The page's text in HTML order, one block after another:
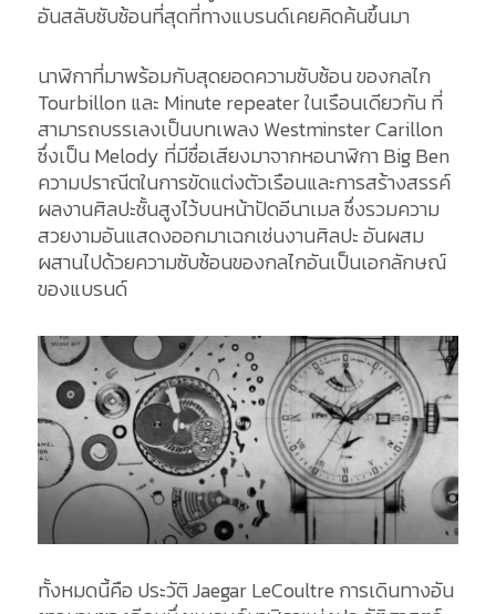
อันสลับซับซ้อนที่สุดที่ทางแบรนด์เคยคิดค้นขึ้นมา
นาฬิกาที่มาพร้อมกับสุดยอดความซับซ้อน ของกลไก
Tourbillon และ Minute repeater ในเรือนเดียวกัน ที่
สามารถบรรเลงเป็นบทเพลง Westminster Carillon
ซึ่งเป็น Melody ที่มีชื่อเสียงมาจากหอนาฬิกา Big Ben
ความปราณีตในการขัดแต่งตัวเรือนและการสร้างสรรค์
ผลงานศิลปะชั้นสูงไว้บนหน้าปัดอีนาเมล ซึ่งรวมความ
สวยงามอันแสดงออกมาเฉกเช่นงานศิลปะ อันผสม
ผสานไปด้วยความซับซ้อนของกลไกอันเป็นเอกลักษณ์
ของแบรนด์
ทั้งหมดนี้คือ ประวัติ Jaegar LeCoultre การเดินทางอัน